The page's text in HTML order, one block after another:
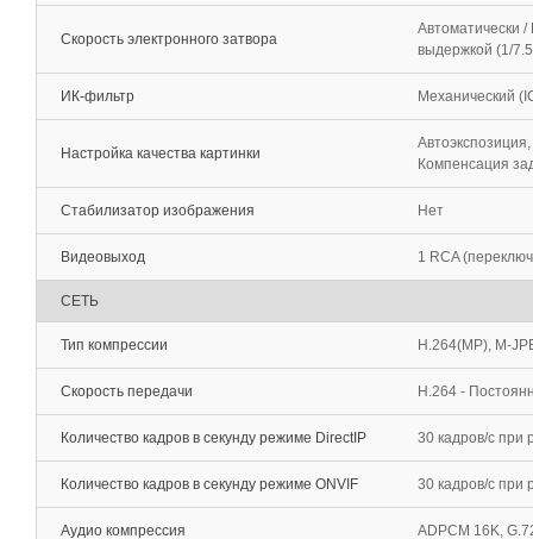
Скорость электронного затвора
Автоматически
выдержкой (1/
ИК-фильтр Механический
Настройка качества картинки
Компенсация
Стабилизатор изображения Нет
Видеовыход 1 RCA
СЕТЬ
Тип компрессии H.264(MP), M-
Скорость передачи H.264 -
Количество кадров в секунду режиме DirectIP 30 кадров/с при
Количество кадров в секунду режиме ONVIF 30 кадров/c при
Аудио компрессия ADPCM 16K,